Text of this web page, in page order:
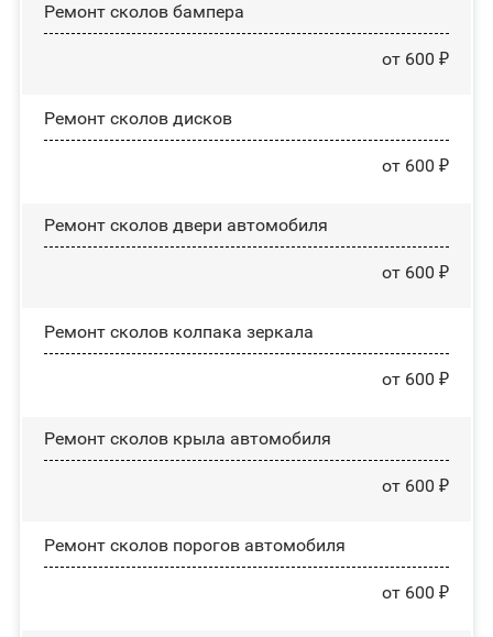
Ремонт сколов бампера
от 600 ₽
Ремонт сколов дисков
от 600 ₽
Ремонт сколов двери автомобиля
от 600 ₽
Ремонт сколов колпака зеркала
от 600 ₽
Ремонт сколов крыла автомобиля
от 600 ₽
Ремонт сколов порогов автомобиля
от 600 ₽